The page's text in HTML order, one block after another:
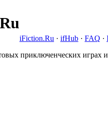
iFiction.Ru · ifHub · FAQ ·
приключенческих играх